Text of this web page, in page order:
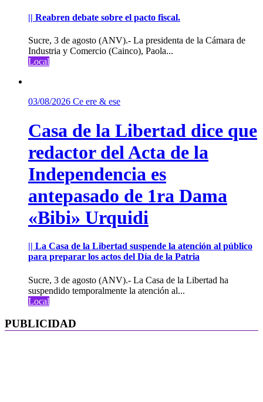
|| Reabren debate sobre el pacto fiscal.
Sucre, 3 de agosto (ANV).- La presidenta de la Cámara de
Industria y Comercio (Cainco), Paola...
Local
03/08/2026 Ce ere & ese
Casa de la Libertad dice que
redactor del Acta de la
Independencia es
antepasado de 1ra Dama
«Bibi» Urquidi
|| La Casa de la Libertad suspende la atención al público
para preparar los actos del Día de la Patria
Sucre, 3 de agosto (ANV).- La Casa de la Libertad ha
suspendido temporalmente la atención al...
Local
PUBLICIDAD